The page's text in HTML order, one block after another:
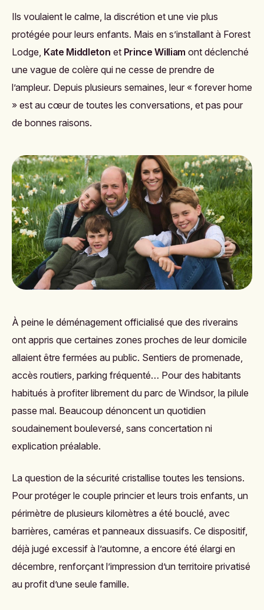
Ils voulaient le calme, la discrétion et une vie plus
protégée pour leurs enfants. Mais en s’installant à Forest
Lodge, Kate Middleton et Prince William ont déclenché
une vague de colère qui ne cesse de prendre de
l’ampleur. Depuis plusieurs semaines, leur « forever home
» est au cœur de toutes les conversations, et pas pour
de bonnes raisons.
À peine le déménagement officialisé que des riverains
ont appris que certaines zones proches de leur domicile
allaient être fermées au public. Sentiers de promenade,
accès routiers, parking fréquenté… Pour des habitants
habitués à profiter librement du parc de Windsor, la pilule
passe mal. Beaucoup dénoncent un quotidien
soudainement bouleversé, sans concertation ni
explication préalable.
La question de la sécurité cristallise toutes les tensions.
Pour protéger le couple princier et leurs trois enfants, un
périmètre de plusieurs kilomètres a été bouclé, avec
barrières, caméras et panneaux dissuasifs. Ce dispositif,
déjà jugé excessif à l’automne, a encore été élargi en
décembre, renforçant l’impression d’un territoire privatisé
au profit d’une seule famille.